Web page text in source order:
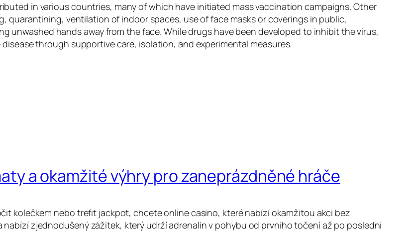
in various countries, many of which have initiated mass vaccination campaigns. Other
quarantining, ventilation of indoor spaces, use of face masks or coverings in public,
unwashed hands away from the face. While drugs have been developed to inhibit the virus,
through supportive care, isolation, and experimental measures.
a okamžité výhry pro zaneprázdněné hráče
kolečkem nebo trefit jackpot, chcete online casino, které nabízí okamžitou akci bez
zjednodušený zážitek, který udrží adrenalin v pohybu od prvního točení až po poslední